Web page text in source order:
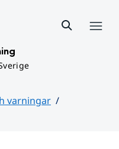
varningar